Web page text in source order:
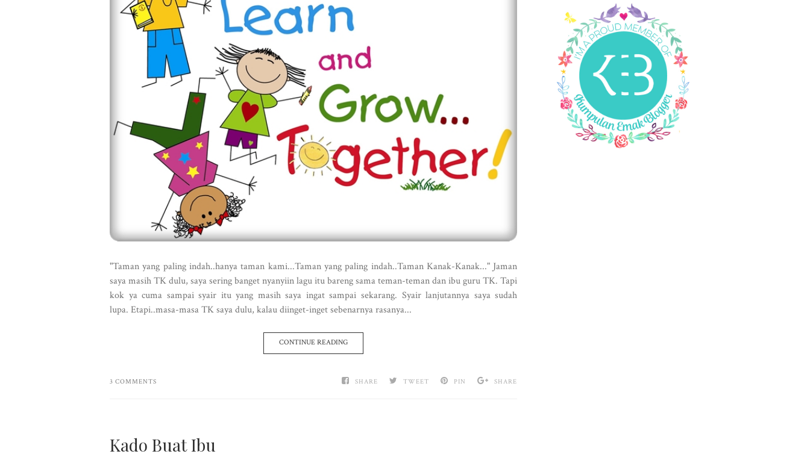
"Taman yang paling indah..hanya taman kami...Taman yang paling indah..Taman Kanak-Kanak..." Jaman
saya masih TK dulu, saya sering banget nyanyiin lagu itu bareng sama teman-teman dan ibu guru TK. Tapi
kok ya cuma sampai syair itu yang masih saya ingat sampai sekarang. Syair lanjutannya saya sudah
lupa. Etapi..masa-masa TK saya dulu, kalau diinget-inget sebenarnya rasanya...
CONTINUE READING
SHARE TWEET PIN SHARE
3 COMMENTS
Kado Buat Ibu